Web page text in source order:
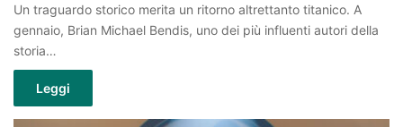
Un traguardo storico merita un ritorno altrettanto titanico. A
gennaio, Brian Michael Bendis, uno dei più influenti autori della
storia…
Leggi